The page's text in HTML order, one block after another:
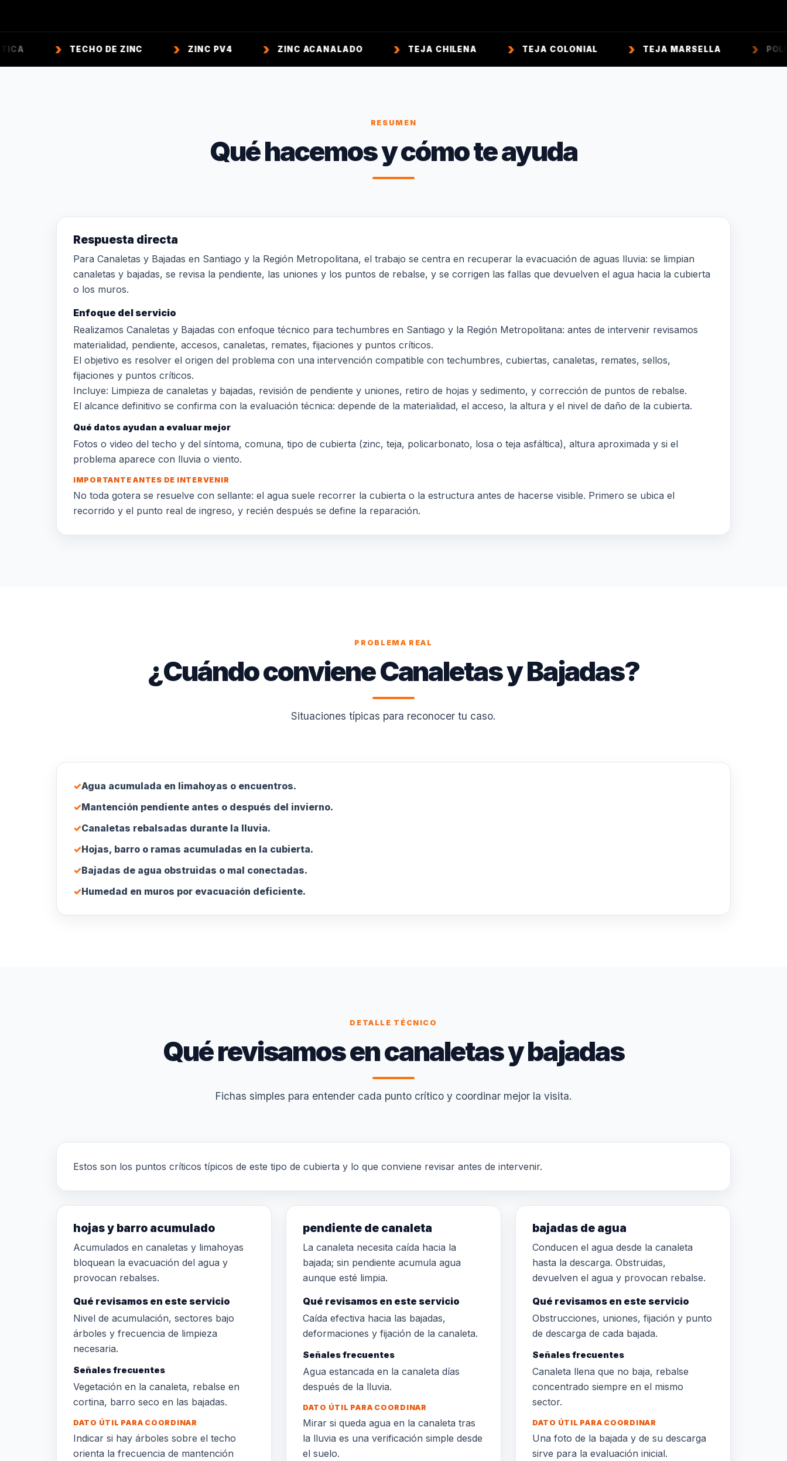
TECHO DE ZINC ZINC PV4 ZINC ACANALADO TEJA CHILENA TEJA COLONIAL TEJA MARSELLA
RESUMEN
Qué hacemos y cómo te ayuda
Respuesta directa
Para Canaletas y Bajadas en Santiago y la Región Metropolitana, el trabajo se centra en recuperar la evacuación de aguas lluvia: se limpian
canaletas y bajadas, se revisa la pendiente, las uniones y los puntos de rebalse, y se corrigen las fallas que devuelven el agua hacia la cubierta
o los muros.
Enfoque del servicio
Realizamos Canaletas y Bajadas con enfoque técnico para techumbres en Santiago y la Región Metropolitana: antes de intervenir revisamos
materialidad, pendiente, accesos, canaletas, remates, fijaciones y puntos críticos.
El objetivo es resolver el origen del problema con una intervención compatible con techumbres, cubiertas, canaletas, remates, sellos,
fijaciones y puntos críticos.
Incluye: Limpieza de canaletas y bajadas, revisión de pendiente y uniones, retiro de hojas y sedimento, y corrección de puntos de rebalse.
El alcance definitivo se confirma con la evaluación técnica: depende de la materialidad, el acceso, la altura y el nivel de daño de la cubierta.
Qué datos ayudan a evaluar mejor
Fotos o video del techo y del síntoma, comuna, tipo de cubierta (zinc, teja, policarbonato, losa o teja asfáltica), altura aproximada y si el
problema aparece con lluvia o viento.
IMPORTANTE ANTES DE INTERVENIR
No toda gotera se resuelve con sellante: el agua suele recorrer la cubierta o la estructura antes de hacerse visible. Primero se ubica el
recorrido y el punto real de ingreso, y recién después se define la reparación.
PROBLEMA REAL
¿Cuándo conviene Canaletas y Bajadas?
Situaciones típicas para reconocer tu caso.
✓Agua acumulada en limahoyas o encuentros.
✓Mantención pendiente antes o después del invierno.
✓Canaletas rebalsadas durante la lluvia.
✓Hojas, barro o ramas acumuladas en la cubierta.
✓Bajadas de agua obstruidas o mal conectadas.
✓Humedad en muros por evacuación deficiente.
DETALLE TÉCNICO
Qué revisamos en canaletas y bajadas
Fichas simples para entender cada punto crítico y coordinar mejor la visita.
Estos son los puntos críticos típicos de este tipo de cubierta y lo que conviene revisar antes de intervenir.
hojas y barro acumulado
Acumulados en canaletas y limahoyas
bloquean la evacuación del agua y
provocan rebalses.
Qué revisamos en este servicio
Nivel de acumulación, sectores bajo
árboles y frecuencia de limpieza
necesaria.
Señales frecuentes
Vegetación en la canaleta, rebalse en
cortina, barro seco en las bajadas.
DATO ÚTIL PARA COORDINAR
Indicar si hay árboles sobre el techo
orienta la frecuencia de mantención
pendiente de canaleta
La canaleta necesita caída hacia la
bajada; sin pendiente acumula agua
aunque esté limpia.
Qué revisamos en este servicio
Caída efectiva hacia las bajadas,
deformaciones y fijación de la canaleta.
Señales frecuentes
Agua estancada en la canaleta días
después de la lluvia.
DATO ÚTIL PARA COORDINAR
Mirar si queda agua en la canaleta tras
la lluvia es una verificación simple desde
el suelo.
bajadas de agua
Conducen el agua desde la canaleta
hasta la descarga. Obstruidas,
devuelven el agua y provocan rebalse.
Qué revisamos en este servicio
Obstrucciones, uniones, fijación y punto
de descarga de cada bajada.
Señales frecuentes
Canaleta llena que no baja, rebalse
concentrado siempre en el mismo
sector.
DATO ÚTIL PARA COORDINAR
Una foto de la bajada y de su descarga
sirve para la evaluación inicial.